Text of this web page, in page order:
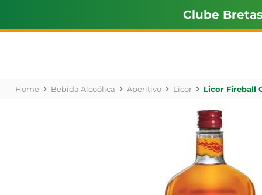
Clube Bretas
Bebida Alcoólica Aperitivo Licor Licor Fireball